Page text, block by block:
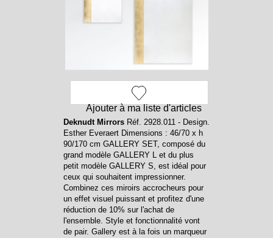
Ajouter à ma liste d'articles
Deknudt MirrorsRéf. 2928.011 - Design.
Esther Everaert Dimensions : 46/70 x h
90/170 cm GALLERY SET, composé du
grand modèle GALLERY L et du plus
petit modèle GALLERY S, est idéal pour
ceux qui souhaitent impressionner.
Combinez ces miroirs accrocheurs pour
un effet visuel puissant et profitez d'une
réduction de 10% sur l'achat de
l'ensemble. Style et fonctionnalité vont
de pair. Gallery est à la fois un marqueur